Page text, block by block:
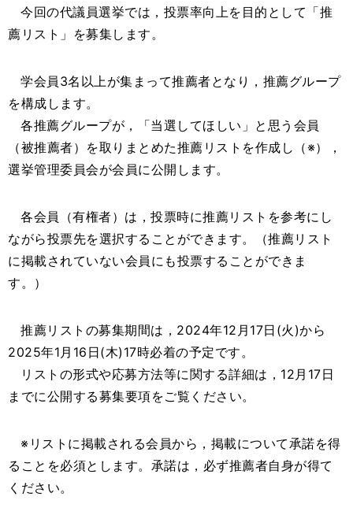
今回の代議員選挙では，投票率向上を目的として「推
薦リスト」を募集します。
学会員3名以上が集まって推薦者となり，推薦グループ
を構成します。
各推薦グループが，「当選してほしい」と思う会員
（被推薦者）を取りまとめた推薦リストを作成し（※），
選挙管理委員会が会員に公開します。
各会員（有権者）は，投票時に推薦リストを参考にし
ながら投票先を選択することができます。（推薦リスト
に掲載されていない会員にも投票することができま
す。）
推薦リストの募集期間は，2024年12月17日(火)から
2025年1月16日(木)17時必着の予定です。
リストの形式や応募方法等に関する詳細は，12月17日
までに公開する募集要項をご覧ください。
※リストに掲載される会員から，掲載について承諾を得
ることを必須とします。承諾は，必ず推薦者自身が得て
ください。